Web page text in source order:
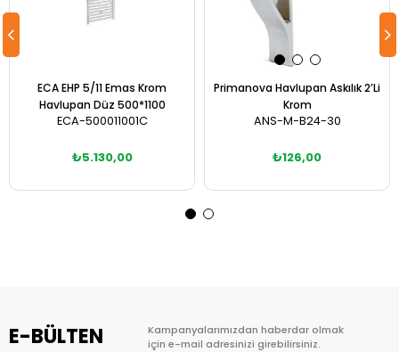
ECA EHP 5/11 Emas Krom
Havlupan Düz 500*1100
ECA-500011001C
₺5.130,00
Primanova Havlupan Askılık 2’Li
Krom
ANS-M-B24-30
₺126,00
E-BÜLTEN
Kampanyalarımızdan haberdar olmak
için e-mail adresinizi girebilirsiniz.